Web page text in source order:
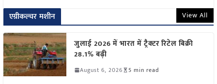
एग्रीकल्चर मशीन View All
जुलाई 2026 में भारत में ट्रैक्टर रिटेल बिक्री
28.1% बढ़ी
August 6, 2026 5 min read